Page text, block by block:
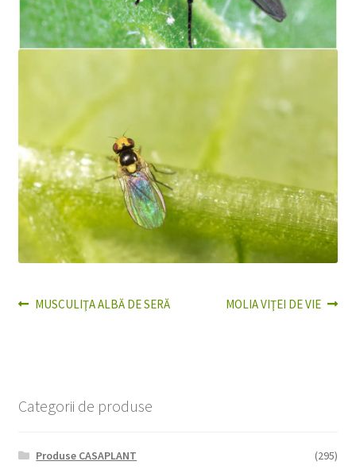
Navigare
Articolul
MUSCULIŢA ALBĂ DE SERĂ
Articolul
MOLIA VIŢEI DE VIE
Categorii de produse
Produse CASAPLANT (295)